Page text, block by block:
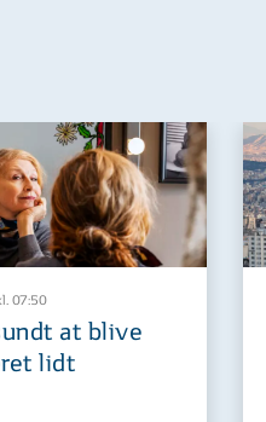
07:50
at blive
lidt